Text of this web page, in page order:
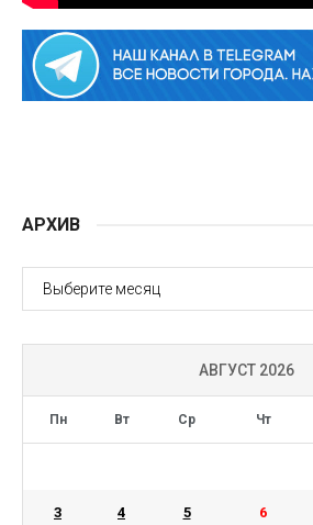
АРХИВ
АРХИВ
АВГУСТ 2026
Пн Вт Ср Чт
3 4 5 6